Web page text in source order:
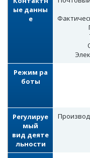
ые данны
е
Режим ра
боты
Регулируе
мый
вид деяте
льности